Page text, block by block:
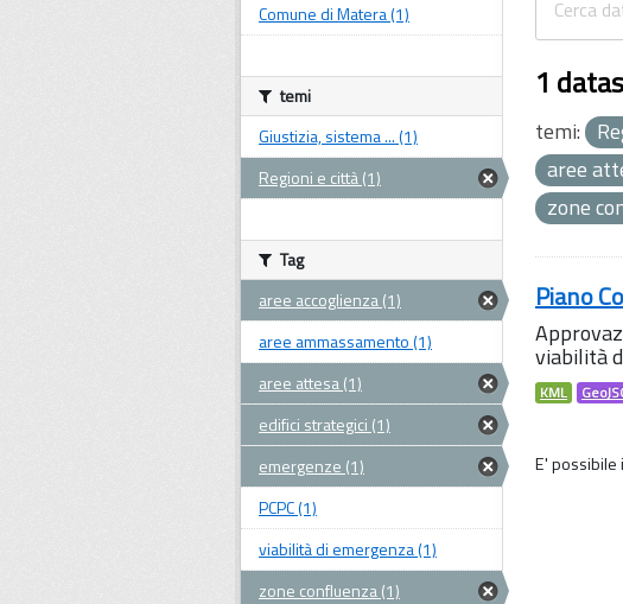
1
temi:
aree
zone
Piano
viabilità
KML
E'
Comune di Matera (1)
temi
Giustizia, sistema ... (1)
Regioni e città (1)
Tag
aree accoglienza (1)
aree ammassamento (1)
aree attesa (1)
edifici strategici (1)
emergenze (1)
PCPC (1)
viabilità di emergenza (1)
zone confluenza (1)